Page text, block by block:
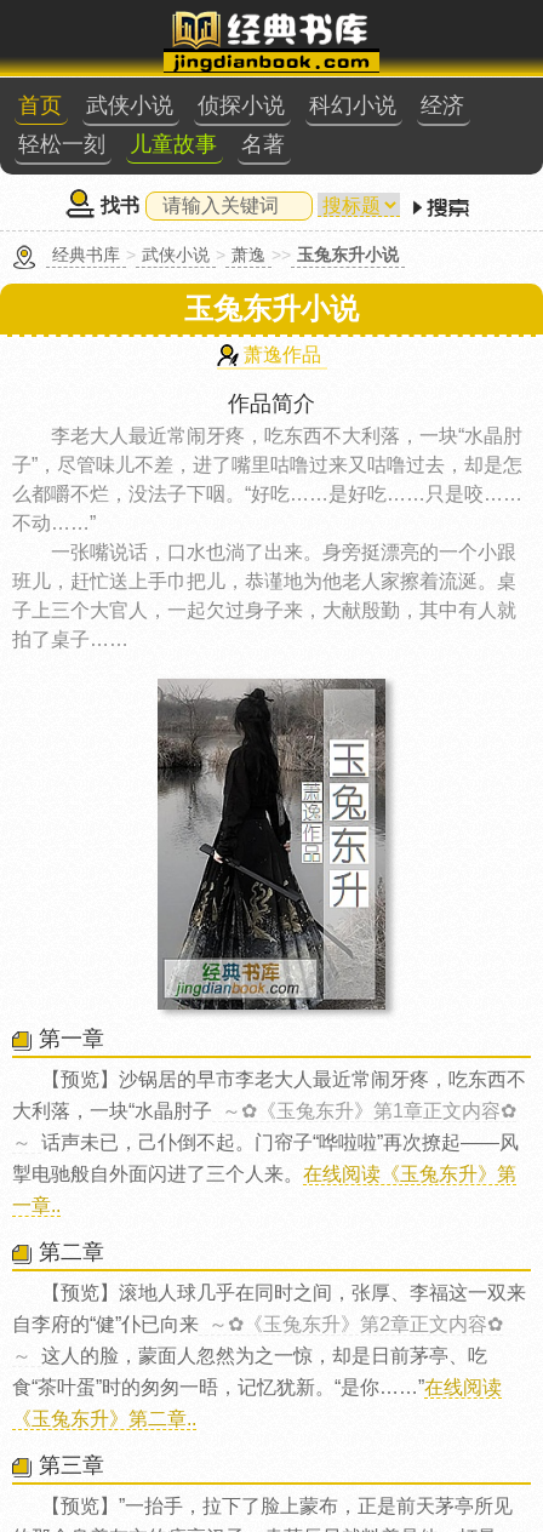
首页 武侠小说 侦探小说 科幻小说
经济
轻松一刻
儿童故事 名著
找书
经典书库 > 武侠小说 > 萧逸 >> 玉兔东升小说
玉兔东升小说
萧逸作品
作品简介
李老大人最近常闹牙疼，吃东西不大利落，一块“水晶肘
子”，尽管味儿不差，进了嘴里咕噜过来又咕噜过去，却是怎
么都嚼不烂，没法子下咽。“好吃……是好吃……只是咬……
不动……”
一张嘴说话，口水也淌了出来。身旁挺漂亮的一个小跟
班儿，赶忙送上手巾把儿，恭谨地为他老人家擦着流涎。桌
子上三个大官人，一起欠过身子来，大献殷勤，其中有人就
拍了桌子……
第一章
【预览】沙锅居的早市李老大人最近常闹牙疼，吃东西不
大利落，一块“水晶肘子
～✿《玉兔东升》第1章正文内容✿
～
话声未已，己仆倒不起。门帘子“哗啦啦”再次撩起——风
掣电驰般自外面闪进了三个人来。 在线阅读《玉兔东升》第
一章..
第二章
【预览】滚地人球几乎在同时之间，张厚、李福这一双来
自李府的“健”仆已向来
～✿《玉兔东升》第2章正文内容✿
～
这人的脸，蒙面人忽然为之一惊，却是日前茅亭、吃
食“茶叶蛋”时的匆匆一晤，记忆犹新。“是你……”在线阅读
《玉兔东升》第二章..
第三章
【预览】”一抬手，拉下了脸上蒙布，正是前天茅亭所见